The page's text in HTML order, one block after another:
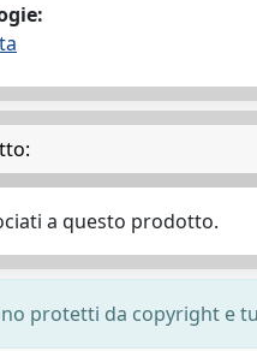
a questo prodotto.
protetti da copyright e